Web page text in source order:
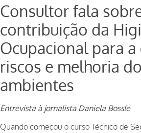
Consultor fala
contribuição da
Ocupacional para
riscos e melhoria
ambientes
Entrevista à jornalista Daniela Bossle
Quando começou o curso Técnico de